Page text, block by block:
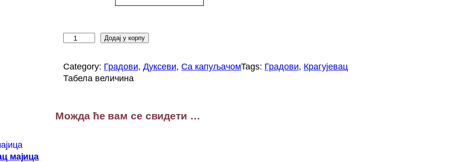
а
г
в
Додај у корпу
Category: Градови, Дуксеви, Са капуљачомTags: Градови, Крагујевац
Табела величина
Можда ће вам се свидети …
мајица